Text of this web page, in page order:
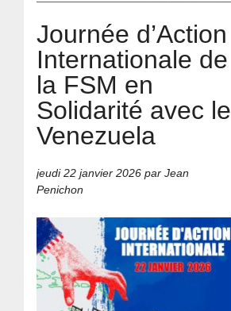
Journée d’Action
Internationale de
la FSM en
Solidarité avec le
Venezuela
jeudi 22 janvier 2026 par Jean
Penichon